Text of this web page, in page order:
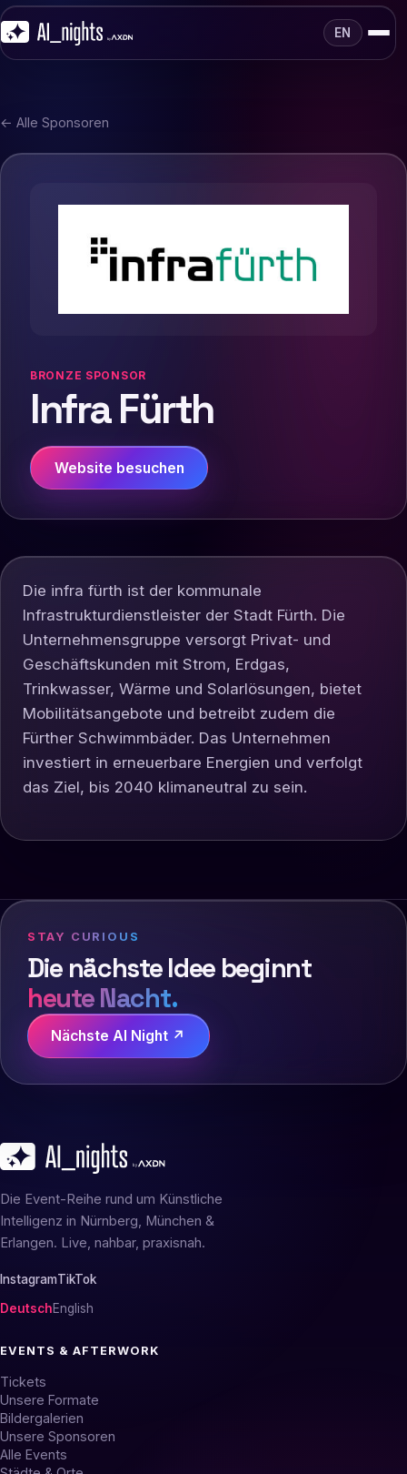
EN
← Alle Sponsoren
BRONZE SPONSOR
Infra Fürth
Website besuchen
Die infra fürth ist der kommunale
Infrastrukturdienstleister der Stadt Fürth. Die
Unternehmensgruppe versorgt Privat- und
Geschäftskunden mit Strom, Erdgas,
Trinkwasser, Wärme und Solarlösungen, bietet
Mobilitätsangebote und betreibt zudem die
Fürther Schwimmbäder. Das Unternehmen
investiert in erneuerbare Energien und verfolgt
das Ziel, bis 2040 klimaneutral zu sein.
STAY CURIOUS
Die nächste Idee beginnt
heute Nacht.
Nächste AI Night ↗
Die Event-Reihe rund um Künstliche
Intelligenz in Nürnberg, München &
Erlangen. Live, nahbar, praxisnah.
InstagramTikTok
DeutschEnglish
EVENTS & AFTERWORK
Tickets
Unsere Formate
Bildergalerien
Unsere Sponsoren
Alle Events